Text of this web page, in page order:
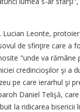
Lucian Leonte,
de sfinţire care a
"unde va rămâne
credincioşilor şi a
pe care ierarhul şi
Daniel Telişă,
la ridicarea bisericii